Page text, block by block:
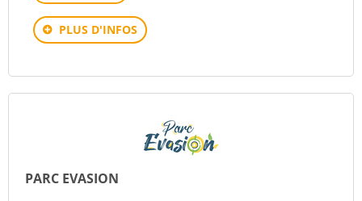
PLUS D'INFOS
PARC EVASION